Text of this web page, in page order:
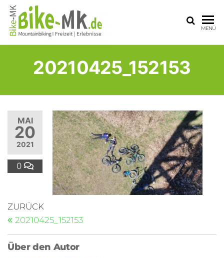
MK
Sauerland
MENÜ
20210425_152153
MAI
20
2021
0
ZURÜCK
20210425_152153
Über den Autor